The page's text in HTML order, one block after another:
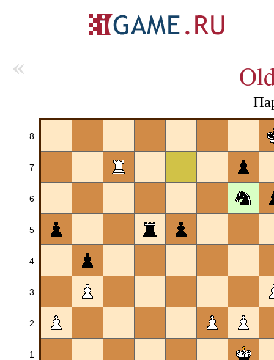
8
7
6
5
4
3
2
1
«